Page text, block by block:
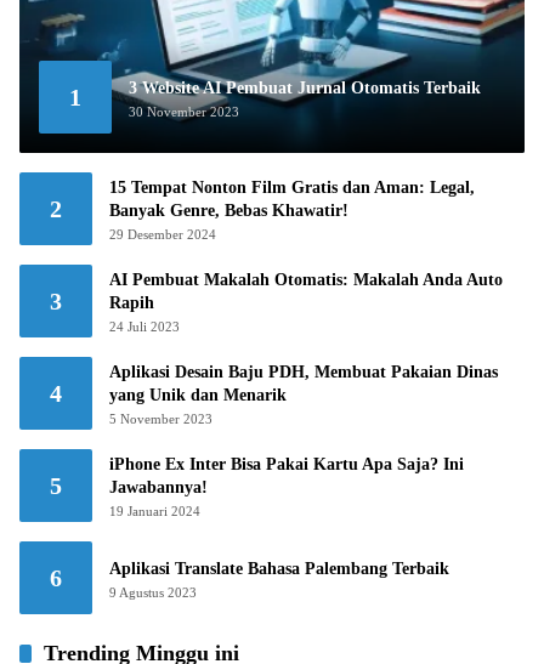
1 3 Website AI Pembuat Jurnal Otomatis Terbaik
30 November 2023
2
15 Tempat Nonton Film Gratis dan Aman: Legal,
Banyak Genre, Bebas Khawatir!
29 Desember 2024
3
AI Pembuat Makalah Otomatis: Makalah Anda Auto
Rapih
24 Juli 2023
4
Aplikasi Desain Baju PDH, Membuat Pakaian Dinas
yang Unik dan Menarik
5 November 2023
5
iPhone Ex Inter Bisa Pakai Kartu Apa Saja? Ini
Jawabannya!
19 Januari 2024
6 Aplikasi Translate Bahasa Palembang Terbaik
9 Agustus 2023
Trending Minggu ini